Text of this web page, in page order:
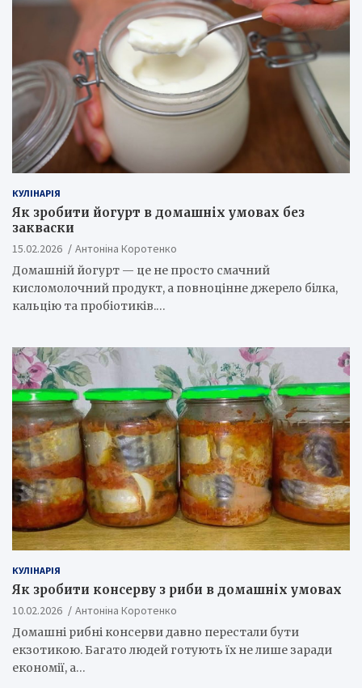
КУЛІНАРІЯ
Як зробити йогурт в домашніх умовах без
закваски
15.02.2026
Антоніна Коротенко
Домашній йогурт — це не просто смачний
кисломолочний продукт, а повноцінне джерело білка,
кальцію та пробіотиків.…
КУЛІНАРІЯ
Як зробити консерву з риби в домашніх умовах
10.02.2026
Антоніна Коротенко
Домашні рибні консерви давно перестали бути
екзотикою. Багато людей готують їх не лише заради
економії, а…